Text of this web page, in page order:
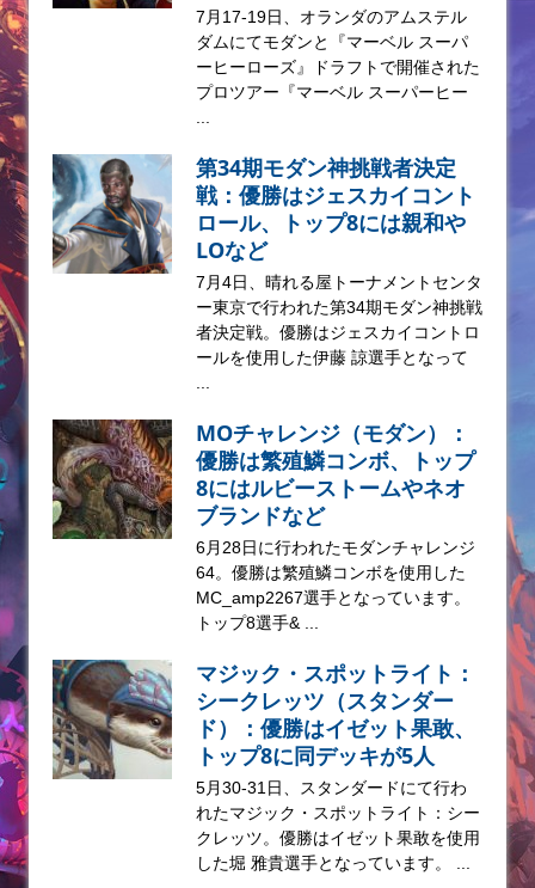
7月17-19日、オランダのアムステル
ダムにてモダンと『マーベル スーパ
ーヒーローズ』ドラフトで開催された
プロツアー『マーベル スーパーヒー
第34期モダン神挑戦者決定
戦：優勝はジェスカイコント
ロール、トップ8には親和や
LOなど
7月4日、晴れる屋トーナメントセンタ
ー東京で行われた第34期モダン神挑戦
者決定戦。優勝はジェスカイコントロ
ールを使用した伊藤 諒選手となって
MOチャレンジ（モダン）：
優勝は繁殖鱗コンボ、トップ
8にはルビーストームやネオ
ブランドなど
6月28日に行われたモダンチャレンジ
64。優勝は繁殖鱗コンボを使用した
MC_amp2267選手となっています。
トップ8選手& ...
マジック・スポットライト：
シークレッツ（スタンダー
ド）：優勝はイゼット果敢、
トップ8に同デッキが5人
5月30-31日、スタンダードにて行わ
れたマジック・スポットライト：シー
クレッツ。優勝はイゼット果敢を使用
した堀 雅貴選手となっています。 ...